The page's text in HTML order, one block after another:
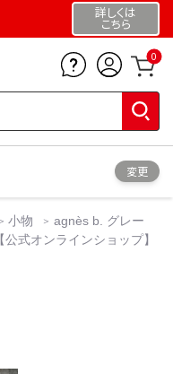
詳しくは
こちら
0
変更
小物
agnès b. グレー
式オンラインショップ】